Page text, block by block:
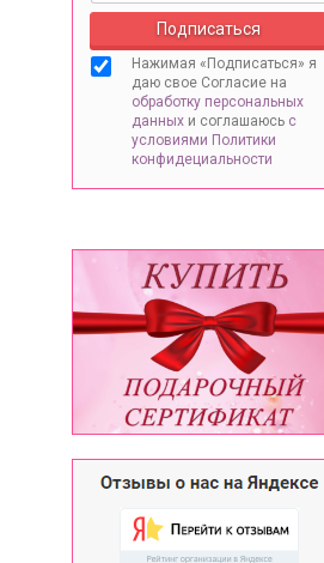
Нажимая «Подписаться» я
даю свое Согласие на
обработку персональных
данных и соглашаюсь с
условиями Политики
конфидециальности